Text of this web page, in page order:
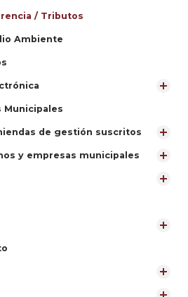
/ Tributos
Ambiente
Municipales
de gestión suscritos
y empresas municipales